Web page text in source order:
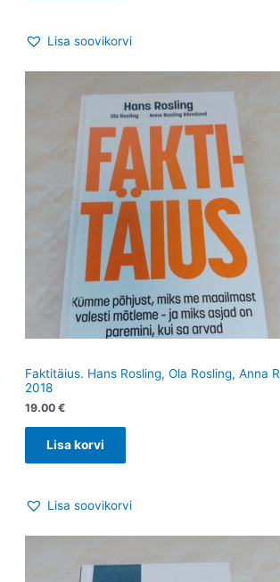
Lisa soovikorvi
Faktitäius. Hans Rosling, Ola Rosling, Anna
2018
19.00 €
Lisa korvi
Lisa soovikorvi